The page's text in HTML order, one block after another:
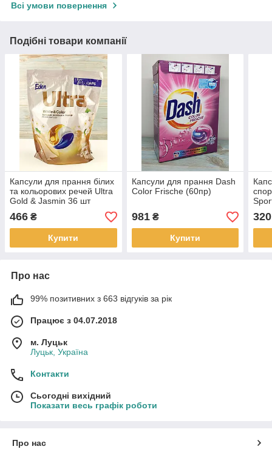
Всі умови повернення
Подібні товари компанії
Капсули для прання білих
та кольорових речей Ultra
Gold & Jasmin 36 шт
466 ₴
Купити
Капсули для прання Dash
Color Frische (60пр)
981₴
Купити
320
Про нас
99% позитивних з 663 відгуків за рік
Працює з 04.07.2018
м. Луцьк
Луцьк, Україна
Контакти
Сьогодні вихідний
Показати весь графік роботи
Про нас